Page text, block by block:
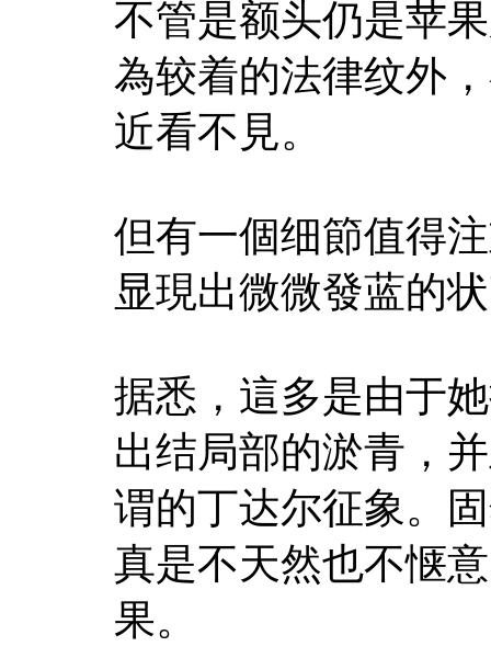
不管是额头仍是苹
為较着的法律纹外
近看不見。
但有一個细節值得
显現出微微發蓝的
据悉，這多是由于
出结局部的淤青，
谓的丁达尔征象。
真是不天然也不惬
果。